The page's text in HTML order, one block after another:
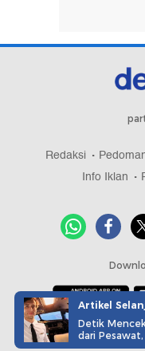
Redaksi
Info Iklan
Copyright @
Artikel
Detik
dari